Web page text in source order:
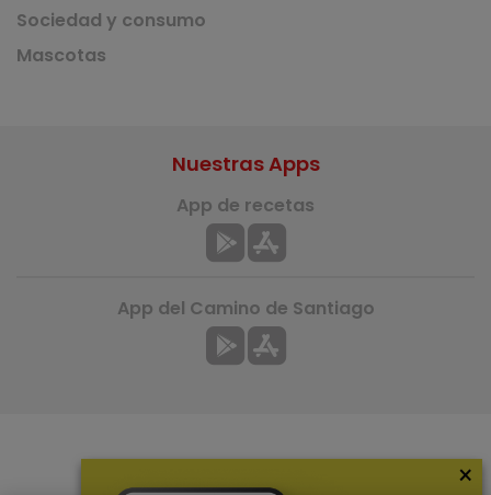
Sociedad y consumo
Mascotas
Nuestras Apps
App de recetas
App del Camino de Santiago
×